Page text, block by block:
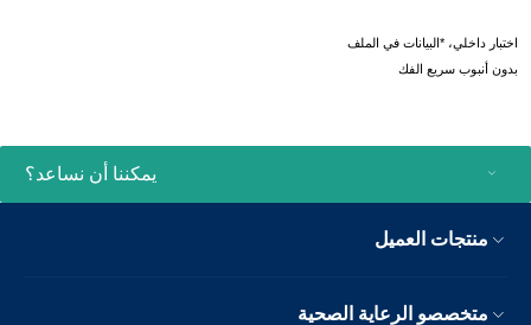
اختبار داخلي، *البيانات في الملف
بدون أنبوب سريع الفك
يمكننا أن نساعد؟
منتجات العميل
متخصصو الرعاية الصحية